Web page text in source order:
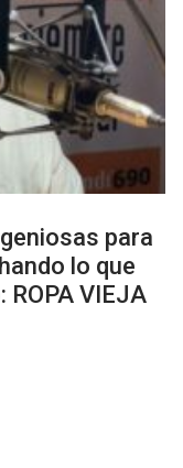
para
lo que
VIEJA